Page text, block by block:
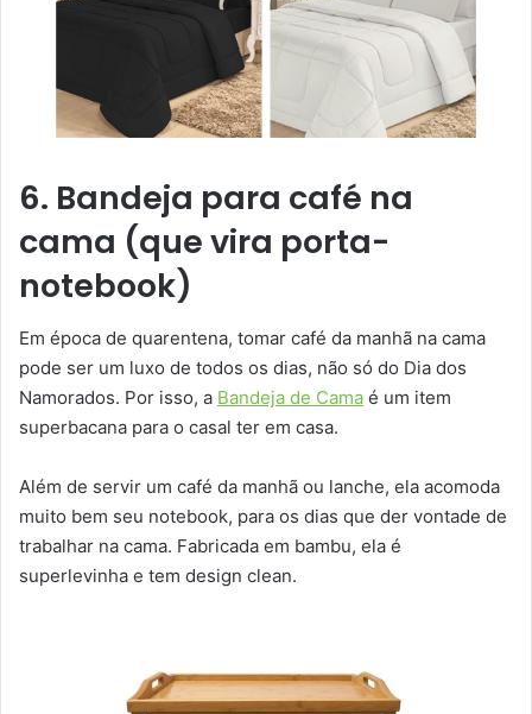
6. Bandeja para café na
cama (que vira porta-
notebook)
Em época de quarentena, tomar café da manhã na cama
pode ser um luxo de todos os dias, não só do Dia dos
Namorados. Por isso, a Bandeja de Cama é um item
superbacana para o casal ter em casa.
Além de servir um café da manhã ou lanche, ela acomoda
muito bem seu notebook, para os dias que der vontade de
trabalhar na cama. Fabricada em bambu, ela é
superlevinha e tem design clean.